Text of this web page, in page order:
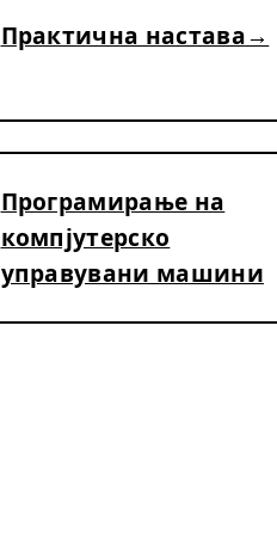
Практична настава
Програмирање на
компјутерско
управувани машини